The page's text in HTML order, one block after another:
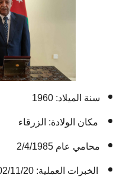
سنة الميلاد: 1960
مكان الولادة: الزرقاء
محامي عام 2/4/1985
الخبرات العملية: